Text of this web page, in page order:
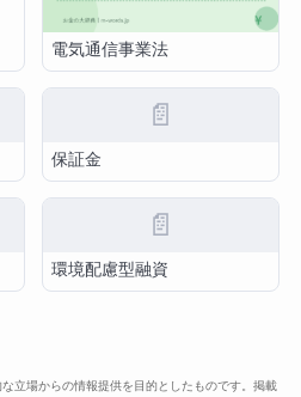
電気通信事業法
📄
保証金
📄
環境配慮型融資
立場からの情報提供を目的としたものです。掲載